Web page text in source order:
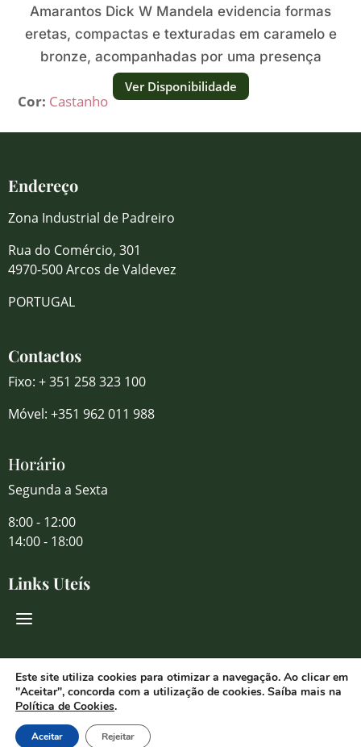
Amarantos Dick W Mandela evidencia formas
eretas, compactas e texturadas em caramelo e
bronze, acompanhadas por uma presença
quente e vertical.
Cor: Castanho
Ver Disponibilidade
Endereço
Zona Industrial de Padreiro
Rua do Comércio, 301
4970-500 Arcos de Valdevez
PORTUGAL
Contactos
Fixo: + 351 258 323 100
Móvel: +351 962 011 988
Horário
Segunda a Sexta
8:00 - 12:00
14:00 - 18:00
Links Uteís
Redes Sociais
© 2026 Florália Comércio de Flores
Este site utiliza cookies para otimizar a navegação. Ao clicar em
"Aceitar", concorda com a utilização de cookies. Saíba mais na
Política de Cookies.
Aceitar Rejeitar